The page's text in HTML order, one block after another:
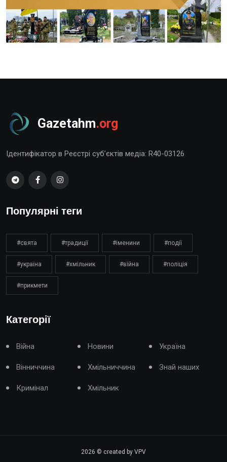
Gazetahm.org
Ідентифікатор в Реєстрі суб’єктів медіа: R40-03126
Популярні теги
#свята #традиції #іменини #події
#україна #хмільник #війна #поліція
#прикмети
Категорії
Війна Новини Україна
Вінниччина Хмільниччина Знай наших
Кримінал Хмільник
2026 © created by VPV